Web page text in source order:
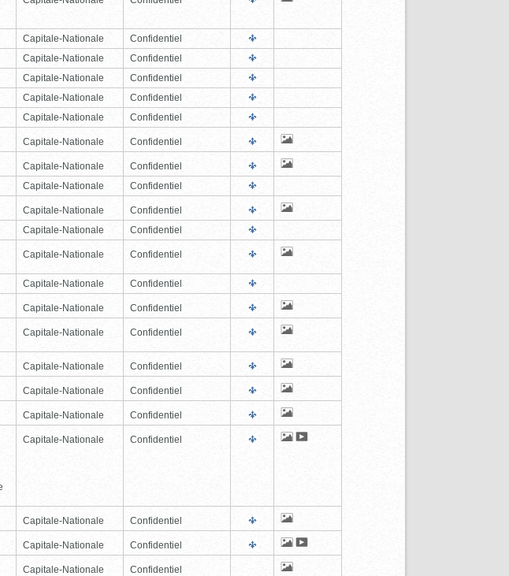
Capitale-Nationale
Confidentiel
Capitale-Nationale
Confidentiel
Capitale-Nationale
Confidentiel
Capitale-Nationale
Confidentiel
Capitale-Nationale Confidentiel
Capitale-Nationale Confidentiel
Capitale-Nationale
Confidentiel
Capitale-Nationale Confidentiel
Capitale-Nationale
Confidentiel
Capitale-Nationale Confidentiel
Capitale-Nationale Confidentiel
Capitale-Nationale Confidentiel
Capitale-Nationale Confidentiel
Capitale-Nationale Confidentiel
Capitale-Nationale Confidentiel
Capitale-Nationale Confidentiel
Capitale-Nationale Confidentiel
Capitale-Nationale Confidentiel
Capitale-Nationale Confidentiel
Capitale-Nationale Confidentiel
Capitale-Nationale Confidentiel